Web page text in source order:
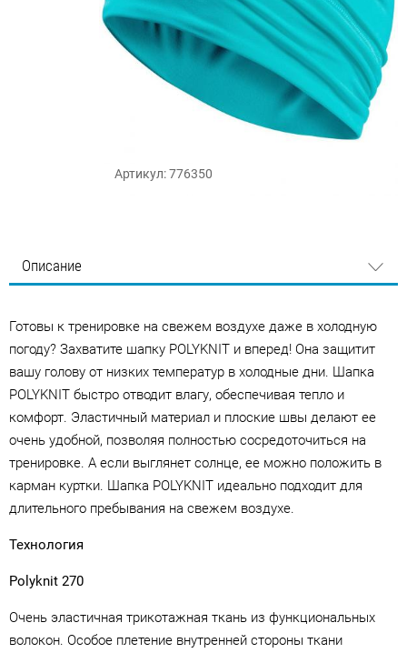
Артикул: 776350
Описание
Готовы к тренировке на свежем воздухе даже в холодную
погоду? Захватите шапку POLYKNIT и вперед! Она защитит
вашу голову от низких температур в холодные дни. Шапка
POLYKNIT быстро отводит влагу, обеспечивая тепло и
комфорт. Эластичный материал и плоские швы делают ее
очень удобной, позволяя полностью сосредоточиться на
тренировке. А если выглянет солнце, ее можно положить в
карман куртки. Шапка POLYKNIT идеально подходит для
длительного пребывания на свежем воздухе.
Технология
Polyknit 270
Очень эластичная трикотажная ткань из функциональных
волокон. Особое плетение внутренней стороны ткани